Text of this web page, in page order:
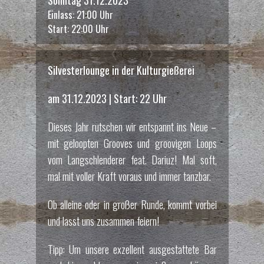
Einlass: 21:00 Uhr
Start: 22:00 Uhr
Silvesterlounge in der Kulturgießerei
am 31.12.2023 | Start: 22 Uhr
Dieses Jahr rutschen wir entspannt ins Neue –
mit geloopten Grooves und groovigen Loops
vom Langschlenderer feat. Dariuz! Mal soft,
mal mit voller Kraft voraus und immer tanzbar.
Ob alleine oder in großer Runde, kommt vorbei
und lasst uns zusammen feiern!
Tipp: Um unsere exzellent ausgestattete Bar